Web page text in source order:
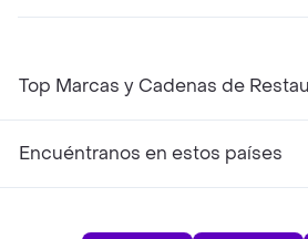
Top Marcas y Cadenas de
Encuéntranos en estos países